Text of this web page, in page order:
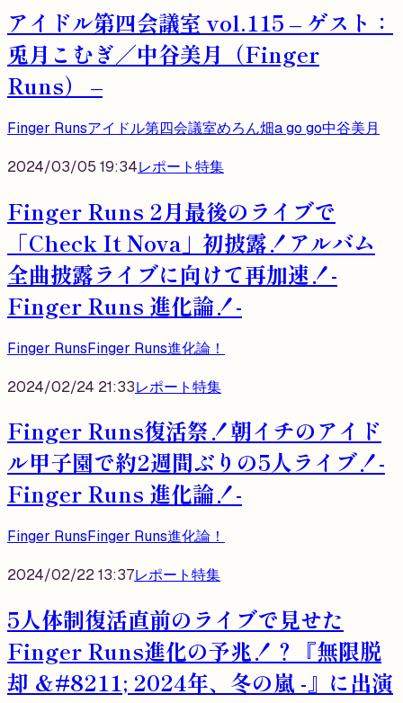
アイドル第四会議室 vol.115 – ゲスト：
兎月こむぎ／中谷美月（Finger
Runs） –
Finger Runsアイドル第四会議室めろん畑a go go中谷美月
2024/03/05 19:34レポート特集
Finger Runs 2月最後のライブで
「Check It Nova」初披露！アルバム
全曲披露ライブに向けて再加速！-
Finger Runs 進化論！-
Finger RunsFinger Runs進化論！
2024/02/24 21:33レポート特集
Finger Runs復活祭！朝イチのアイド
ル甲子園で約2週間ぶりの5人ライブ！-
Finger Runs 進化論！-
Finger RunsFinger Runs進化論！
2024/02/22 13:37レポート特集
5人体制復活直前のライブで見せた
Finger Runs進化の予兆！？『無限脱
却 &#8211; 2024年、冬の嵐 -』に出演